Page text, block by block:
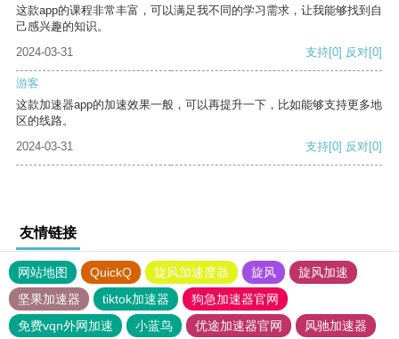
这款app的课程非常丰富，可以满足我不同的学习需求，让我能够找到自
己感兴趣的知识。
2024-03-31
支持[0] 反对[0]
游客
这款加速器app的加速效果一般，可以再提升一下，比如能够支持更多地
区的线路。
2024-03-31
支持[0] 反对[0]
友情链接
网站地图 QuickQ 旋风加速度器 旋风
旋风加速
坚果加速器
tiktok加速器
狗急加速器官网
免费vqn外网加速
小蓝鸟 优途加速器官网
风驰加速器